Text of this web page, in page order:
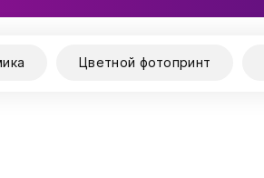
Цветной фотопринт